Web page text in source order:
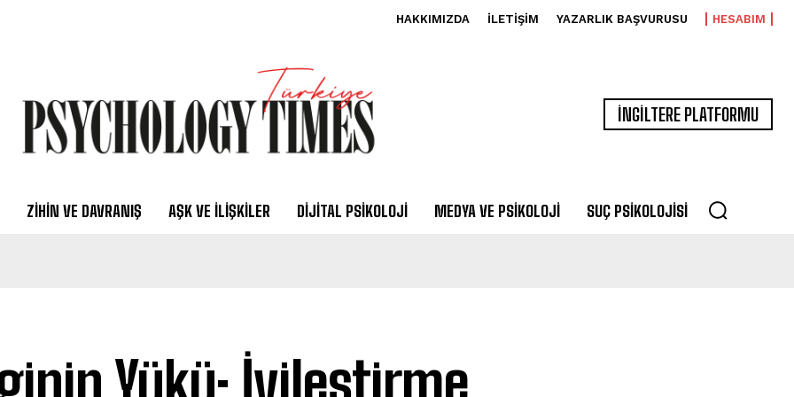
HAKKIMIZDA İLETIŞIM YAZARLIK BAŞVURUSU HESABIM
İNGİLTERE PLATFORMU
ZIHIN VE DAVRANIŞ AŞK VE İLIŞKILER DIJITAL PSIKOLOJI MEDYA VE PSIKOLOJI SUÇ PSIKOLOJISI
Yükü: İyileştirme